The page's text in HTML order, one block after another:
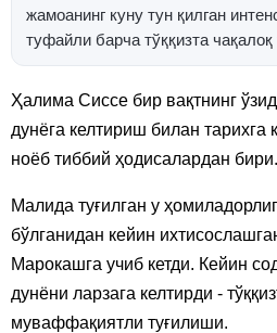
жамоанинг куну тун қилган
туфайли барча тўққизта чақалоқ
Ҳалима Сиссе бир вақтнинг
дунёга келтириш билан тарихга
ноёб тиббий ҳодисалардан бири.
Малида туғилган у
бўлганидан кейин
Марокашга учиб кетди. Кейин
дунёни ларзага келтирди -
муваффақиятли туғилиши.